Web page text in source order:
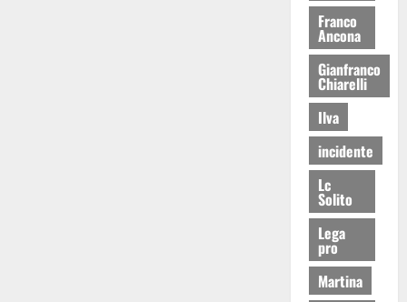
Franco
Ancona
Gianfranco
Chiarelli
Ilva
incidente
Lc
Solito
Lega
pro
Martina